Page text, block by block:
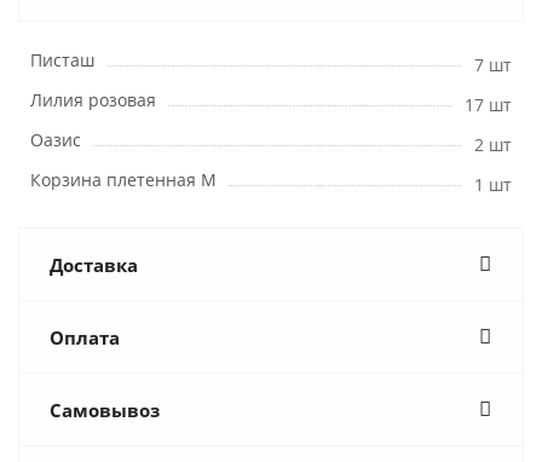
Писташ
7 шт
Лилия розовая
17 шт
Оазис
2 шт
Корзина плетенная M
1 шт
Доставка
Оплата
Самовывоз